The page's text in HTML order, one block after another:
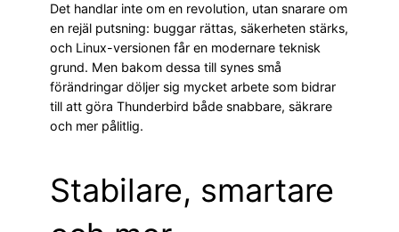
Det handlar inte om en revolution, utan snarare om
en rejäl putsning: buggar rättas, säkerheten stärks,
och Linux-versionen får en modernare teknisk
grund. Men bakom dessa till synes små
förändringar döljer sig mycket arbete som bidrar
till att göra Thunderbird både snabbare, säkrare
och mer pålitlig.
Stabilare, smartare